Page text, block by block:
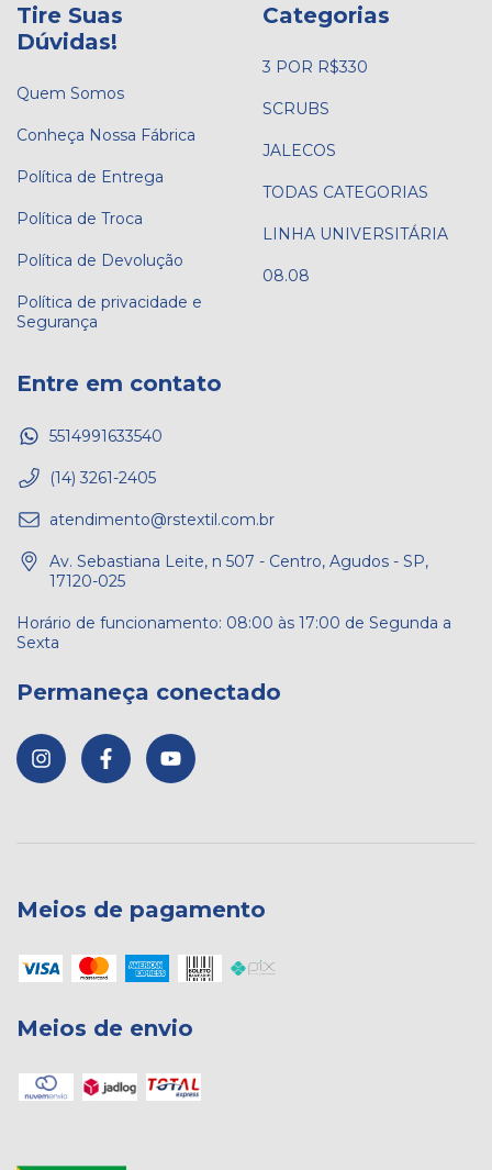
Tire Suas
Dúvidas!
Quem Somos
Conheça Nossa Fábrica
Política de Entrega
Política de Troca
Política de Devolução
Política de privacidade e
Segurança
Categorias
3 POR R$330
SCRUBS
JALECOS
TODAS CATEGORIAS
LINHA UNIVERSITÁRIA
08.08
Entre em contato
5514991633540
(14) 3261-2405
atendimento@rstextil.com.br
Av. Sebastiana Leite, n 507 - Centro, Agudos - SP,
17120-025
Permaneça conectado
Meios de pagamento
Meios de envio